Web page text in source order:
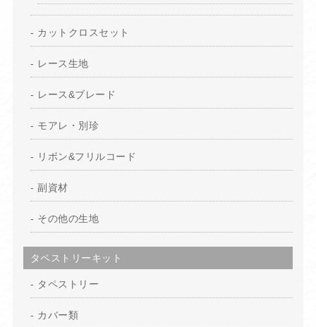
カットクロスセット
レース生地
レース&ブレード
モアレ・別珍
リボン&フリルコード
副資材
その他の生地
タペストリーキット
タペストリー
カバー類